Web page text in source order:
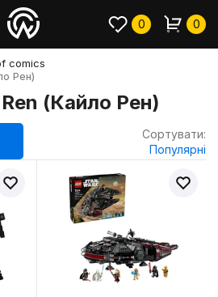
0 0
comics
Рен)
(Кайло Рен)
Сортувати:
Популярні